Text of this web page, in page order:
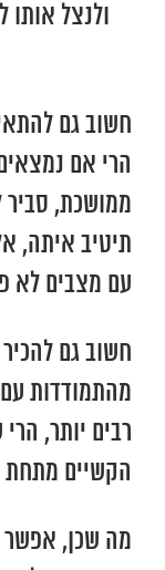
ולנצל
חשוב גם
הרי אם
ממושכת,
תיטיב איתה,
עם מצבים לא
חשוב גם
מהתמודדות
רבים יותר,
הקשיים
מה שכן,